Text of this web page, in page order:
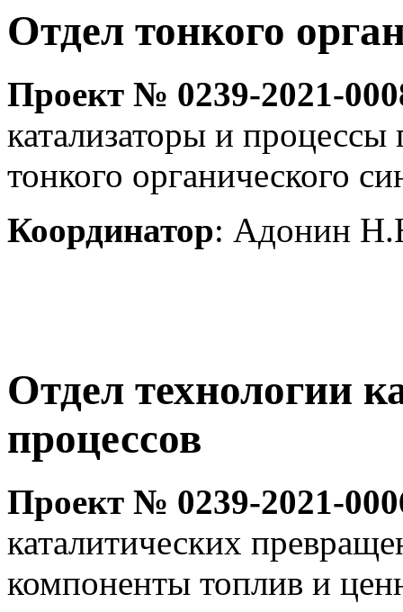
Отдел тонкого
Проект № 0239-2021-
катализаторы и
тонкого органического
Координатор: Адонин
Отдел технологии
процессов
Проект № 0239-2021-
каталитических
компоненты топлив и